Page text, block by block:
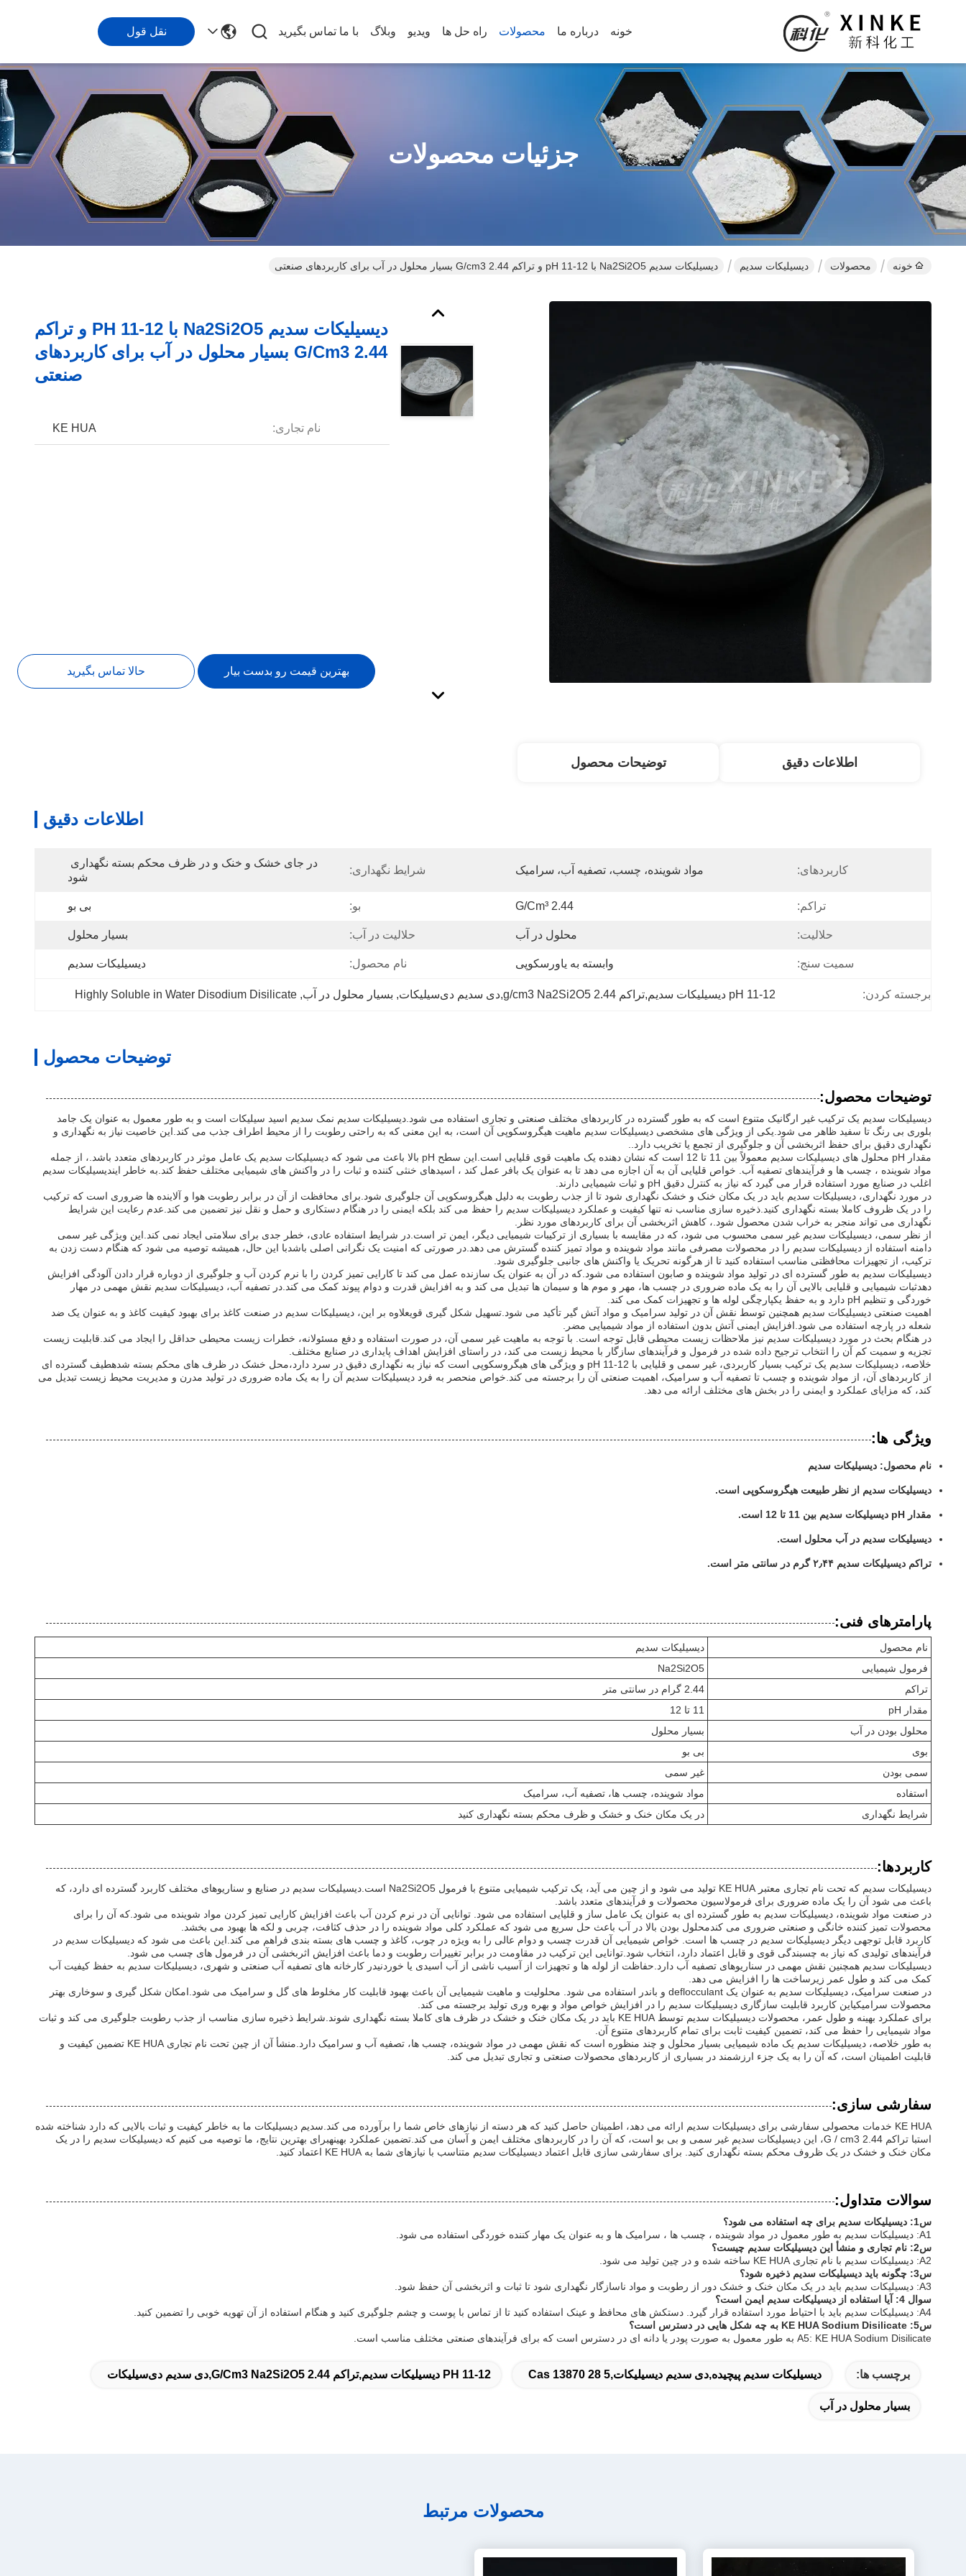
خونه درباره ما محصولات راه حل ها ویدیو وبلاگ با ما تماس بگیرید نقل قول
جزئیات محصولات
خونه محصولات دیسیلیکات سدیم دیسیلیکات سدیم Na2Si2O5 با pH 11-12 و تراکم 2.44 G/cm3 بسیار محلول در آب برای کاربردهای صنعتی
دیسیلیکات سدیم Na2Si2O5 با PH 11-12 و تراکم
2.44 G/cm3 بسیار محلول در آب برای کاربردهای
صنعتی
نام تجاری: KE HUA
بهترین قیمت رو بدست بیار حالا تماس بگیرید
اطلاعات دقیق توضیحات محصول
اطلاعات دقیق
کاربردهای: مواد شوینده، چسب، تصفیه آب، سرامیک شرایط نگهداری:
شود
تراکم: 2.44 G/cm³ بو: بی بو
حلالیت: محلول در آب حلالیت در آب: بسیار محلول
سمیت سنج: وابسته به یاورسکوپی نام محصول: دیسیلیکات سدیم
برجسته کردن: pH 11-12 دیسیلیکات سدیم,تراکم 2.44 g/cm3 Na2Si2O5,دی سدیم دی‌سیلیکات , بسیار محلول در آب,
Highly Soluble in Water Disodium Disilicate
توضیحات محصول
توضیحات محصول:
دیسیلیکات سدیم یک ترکیب غیر ارگانیک متنوع است که به طور گسترده در کاربردهای مختلف صنعتی و تجاری استفاده می شود.دیسیلیکات سدیم نمک سدیم اسید سیلیکات است و به طور معمول به عنوان یک جامد
بلوری بی رنگ تا سفید ظاهر می شود.یکی از ویژگی های مشخصی دیسیلیکات سدیم ماهیت هیگروسکوپی آن است، به این معنی که به راحتی رطوبت را از محیط اطراف جذب می کند.این خاصیت نیاز به نگهداری و
نگهداری دقیق برای حفظ اثربخشی آن و جلوگیری از تجمع یا تخریب دارد..
مقدار pH محلول های دیسیلیکات سدیم معمولاً بین 11 تا 12 است که نشان دهنده یک ماهیت قوی قلیایی است.این سطح pH بالا باعث می شود که دیسیلیکات سدیم یک عامل موثر در کاربردهای متعدد باشد.، از جمله
مواد شوینده ، چسب ها و فرآیندهای تصفیه آب. خواص قلیایی آن به آن اجازه می دهد تا به عنوان یک بافر عمل کند ، اسیدهای خنثی کننده و ثبات را در واکنش های شیمیایی مختلف حفظ کند.به خاطر ايندیسیلیکات سدیم
اغلب در صنایع مورد استفاده قرار می گیرد که نیاز به کنترل دقیق pH و ثبات شیمیایی دارند.
در مورد نگهداری، دیسیلیکات سدیم باید در یک مکان خنک و خشک نگهداری شود تا از جذب رطوبت به دلیل هیگروسکوپی آن جلوگیری شود.برای محافظت از آن در برابر رطوبت هوا و آلاینده ها ضروری است که ترکیب
را در یک ظروف کاملا بسته نگهداری کنید.ذخیره سازی مناسب نه تنها کیفیت و عملکرد دیسیلیکات سدیم را حفظ می کند بلکه ایمنی را در هنگام دستکاری و حمل و نقل نیز تضمین می کند.عدم رعایت این شرایط
نگهداری می تواند منجر به خراب شدن محصول شود.، کاهش اثربخشی آن برای کاربردهای مورد نظر.
از نظر سمی، دیسیلیکات سدیم غیر سمی محسوب می شود، که در مقایسه با بسیاری از ترکیبات شیمیایی دیگر، ایمن تر است.در شرایط استفاده عادی، خطر جدی برای سلامتی ایجاد نمی کند.این ویژگی غیر سمی
دامنه استفاده از دیسیلیکات سدیم را در محصولات مصرفی مانند مواد شوینده و مواد تمیز کننده گسترش می دهد.در صورتی که امنیت یک نگرانی اصلی باشدبا این حال، همیشه توصیه می شود که هنگام دست زدن به
ترکیب، از تجهیزات محافظتی مناسب استفاده کنید تا از هرگونه تحریک یا واکنش های جانبی جلوگیری شود.
دیسیلیکات سدیم به طور گسترده ای در تولید مواد شوینده و صابون استفاده می شود.که در آن به عنوان یک سازنده عمل می کند تا کارایی تمیز کردن را با نرم کردن آب و جلوگیری از دوباره قرار دادن آلودگی افزایش
دهدثبات شیمیایی و قلیایی بالایی آن را به یک ماده ضروری در چسب ها، مهر و موم ها و سیمان ها تبدیل می کند و به افزایش قدرت و دوام پیوند کمک می کند.در تصفیه آب، دیسیلیکات سدیم نقش مهمی در مهار
خوردگی و تنظیم pH دارد و به حفظ یکپارچگی لوله ها و تجهیزات کمک می کند.
اهمیت صنعتی دیسیلیکات سدیم همچنین توسط نقش آن در تولید سرامیک و مواد آتش گیر تأکید می شود.تسهیل شکل گیری قویعلاوه بر این، دیسیلیکات سدیم در صنعت کاغذ برای بهبود کیفیت کاغذ و به عنوان یک ضد
شعله در پارچه استفاده می شود.افزایش ایمنی آتش بدون استفاده از مواد شیمیایی مضر.
در هنگام بحث در مورد دیسیلیکات سدیم نیز ملاحظات زیست محیطی قابل توجه است. با توجه به ماهیت غیر سمی آن، در صورت استفاده و دفع مسئولانه، خطرات زیست محیطی حداقل را ایجاد می کند.قابلیت زیست
تجزیه و سمیت کم آن را انتخاب ترجیح داده شده در فرمول و فرآیندهای سازگار با محیط زیست می کند، در راستای افزایش اهداف پایداری در صنایع مختلف.
خلاصه، دیسیلیکات سدیم یک ترکیب بسیار کاربردی، غیر سمی و قلیایی با pH 11-12 و ویژگی های هیگروسکوپی است که نیاز به نگهداری دقیق در سرد دارد،محل خشک در ظرف های محکم بسته شدهطیف گسترده ای
از کاربردهای آن، از مواد شوینده و چسب تا تصفیه آب و سرامیک، اهمیت صنعتی آن را برجسته می کند.خواص منحصر به فرد دیسیلیکات سدیم آن را به یک ماده ضروری در تولید مدرن و مدیریت محیط زیست تبدیل می
کند، که مزایای عملکرد و ایمنی را در بخش های مختلف ارائه می دهد.
ویژگی ها:
نام محصول: دیسیلیکات سدیم
دیسیلیکات سدیم از نظر طبیعت هیگروسکوپی است.
مقدار pH دیسیلیکات سدیم بین 11 تا 12 است.
دیسیلیکات سدیم در آب محلول است.
تراکم دیسیلیکات سدیم ۲٫۴۴ گرم در سانتی متر است.
پارامترهای فنی:
نام محصول
دیسیلیکات سدیم
فرمول شیمیایی
Na2Si2O5
تراکم
2.44 گرام در سانتی متر
مقدار pH
11 تا 12
محلول بودن در آب
بسیار محلول
بوی
بی بو
سمی بودن
غیر سمی
استفاده
مواد شوینده، چسب ها، تصفیه آب، سرامیک
شرایط نگهداری
در یک مکان خنک و خشک و ظرف محکم بسته نگهداری کنید
کاربردها:
دیسیلیکات سدیم که تحت نام تجاری معتبر KE HUA تولید می شود و از چین می آید، یک ترکیب شیمیایی متنوع با فرمول Na2Si2O5 است.دیسیلیکات سدیم در صنایع و سناریوهای مختلف کاربرد گسترده ای دارد، که
باعث می شود آن را یک ماده ضروری برای فرمولاسیون محصولات و فرآیندهای متعدد باشد.
در صنعت مواد شوینده، دیسیلیکات سدیم به طور گسترده ای به عنوان یک عامل ساز و قلیایی استفاده می شود. توانایی آن در نرم کردن آب باعث افزایش کارایی تمیز کردن مواد شوینده می شود.که آن را برای
محصولات تمیز کننده خانگی و صنعتی ضروری می کندمحلول بودن بالا در آب باعث حل سریع می شود که عملکرد کلی مواد شوینده را در حذف کثافت، چربی و لکه ها بهبود می بخشد.
کاربرد قابل توجهی دیگر دیسیلیکات سدیم در چسب ها است. خواص شیمیایی آن قدرت چسب و دوام عالی را به ویژه در چوب، کاغذ و چسب های بسته بندی فراهم می کند.این باعث می شود که دیسیلیکات سدیم در
فرآیندهای تولیدی که نیاز به چسبندگی قوی و قابل اعتماد دارد، انتخاب شود.توانایی این ترکیب در مقاومت در برابر تغییرات رطوبت و دما باعث افزایش اثربخشی آن در فرمول های چسب می شود.
دیسیلیکات سدیم همچنین نقش مهمی در سناریوهای تصفیه آب دارد.حفاظت از لوله ها و تجهیزات از آسیب ناشی از آب اسیدی یا خوردنیدر کارخانه های تصفیه آب صنعتی و شهری، دیسیلیکات سدیم به حفظ کیفیت آب
کمک می کند و طول عمر زیرساخت ها را افزایش می دهد.
در صنعت سرامیک، دیسیلیکات سدیم به عنوان یک deflocculant و باندر استفاده می شود. محلولیت و ماهیت شیمیایی آن باعث بهبود قابلیت کار مخلوط های گل و سرامیک می شود.امکان شکل گیری و سوخاری بهتر
محصولات سرامیکیاین کاربرد قابلیت سازگاری دیسیلیکات سدیم را در افزایش خواص مواد و بهره وری تولید برجسته می کند.
برای عملکرد بهینه و طول عمر، محصولات دیسیلیکات سدیم توسط KE HUA باید در یک مکان خنک و خشک در ظرف های کاملا بسته نگهداری شوند.شرایط ذخیره سازی مناسب از جذب رطوبت جلوگیری می کند و ثبات
مواد شیمیایی را حفظ می کند، تضمین کیفیت ثابت برای تمام کاربردهای متنوع آن.
به طور خلاصه، دیسیلیکات سدیم یک ماده شیمیایی بسیار محلول و چند منظوره است که نقش مهمی در مواد شوینده، چسب ها، تصفیه آب و سرامیک دارد.منشأ آن از چین تحت نام تجاری KE HUA تضمین کیفیت و
قابلیت اطمینان است، که آن را به یک جزء ارزشمند در بسیاری از کاربردهای محصولات صنعتی و تجاری تبدیل می کند.
سفارشی سازی:
KE HUA خدمات محصولی سفارشی برای دیسیلیکات سدیم ارائه می دهد، اطمینان حاصل کنید که هر دسته از نیازهای خاص شما را برآورده می کند.سدیم دیسیلیکات ما به خاطر کیفیت و ثبات بالایی که دارد شناخته شده
استبا تراکم 2.44 G / cm3، این دیسیلیکات سدیم غیر سمی و بی بو است، که آن را در کاربردهای مختلف ایمن و آسان می کند.تضمین عملکرد بهینهبرای بهترین نتایج، ما توصیه می کنیم که دیسیلیکات سدیم را در یک
مکان خنک و خشک در یک ظروف محکم بسته نگهداری کنید. برای سفارشی سازی قابل اعتماد دیسیلیکات سدیم متناسب با نیازهای شما به KE HUA اعتماد کنید.
سوالات متداول:
س1: دیسیلیکات سدیم برای چه استفاده می شود؟
A1: دیسیلیکات سدیم به طور معمول در مواد شوینده ، چسب ها ، سرامیک ها و به عنوان یک مهار کننده خوردگی استفاده می شود.
س2: نام تجاری و منشأ این دیسیلیکات سدیم چیست؟
A2: دیسیلیکات سدیم با نام تجاری KE HUA ساخته شده و در چین تولید می شود.
س3: چگونه باید دیسیلیکات سدیم ذخیره شود؟
A3: دیسیلیکات سدیم باید در یک مکان خنک و خشک دور از رطوبت و مواد ناسازگار نگهداری شود تا ثبات و اثربخشی آن حفظ شود.
سوال 4: آیا استفاده از دیسیلیکات سدیم ایمن است؟
A4: دیسیلیکات سدیم باید با احتیاط مورد استفاده قرار گیرد. دستکش های محافظ و عینک استفاده کنید تا از تماس با پوست و چشم جلوگیری کنید و هنگام استفاده از آن تهویه خوبی را تضمین کنید.
س5: KE HUA Sodium Disilicate به چه شکل هایی در دسترس است؟
A5: KE HUA Sodium Disilicate به طور معمول به صورت پودر یا دانه ای در دسترس است که برای فرآیندهای صنعتی مختلف مناسب است.
برچسب ها: دیسیلیکات سدیم پیچیده,دی سدیم دیسیلیکات,cas 13870 28 5 PH 11-12 دیسیلیکات سدیم,تراکم 2.44 G/cm3 Na2Si2O5,دی سدیم دی‌سیلیکات
بسیار محلول در آب
محصولات مرتبط